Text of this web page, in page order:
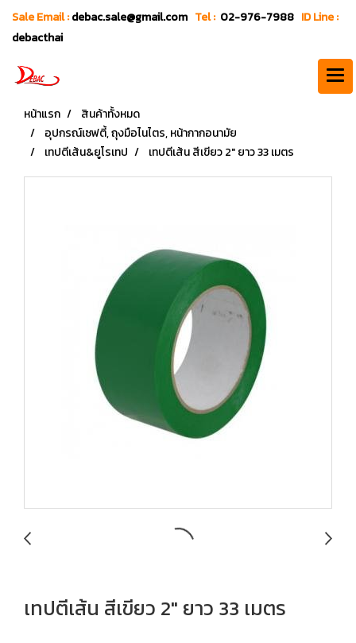
Sale Email :debac.sale@gmail.com Tel : 02-976-7988 ID Line :
debacthai
หน้าแรก
สินค้าทั้งหมด
อุปกรณ์เซฟตี้, ถุงมือไนไตร, หน้ากากอนามัย
เทปตีเส้น&ยูโรเทป
เทปตีเส้น สีเขียว 2" ยาว 33 เมตร
เทปตีเส้น สีเขียว 2" ยาว 33 เมตร